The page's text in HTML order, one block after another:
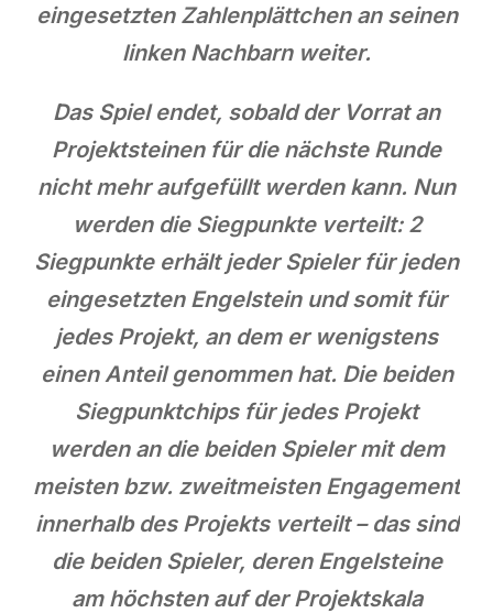
eingesetzten Zahlenplättchen an seinen
linken Nachbarn weiter.
Das Spiel endet, sobald der Vorrat an
Projektsteinen für die nächste Runde
nicht mehr aufgefüllt werden kann. Nun
werden die Siegpunkte verteilt: 2
Siegpunkte erhält jeder Spieler für jeden
eingesetzten Engelstein und somit für
jedes Projekt, an dem er wenigstens
einen Anteil genommen hat. Die beiden
Siegpunktchips für jedes Projekt
werden an die beiden Spieler mit dem
meisten bzw. zweitmeisten Engagement
innerhalb des Projekts verteilt – das sind
die beiden Spieler, deren Engelsteine
am höchsten auf der Projektskala